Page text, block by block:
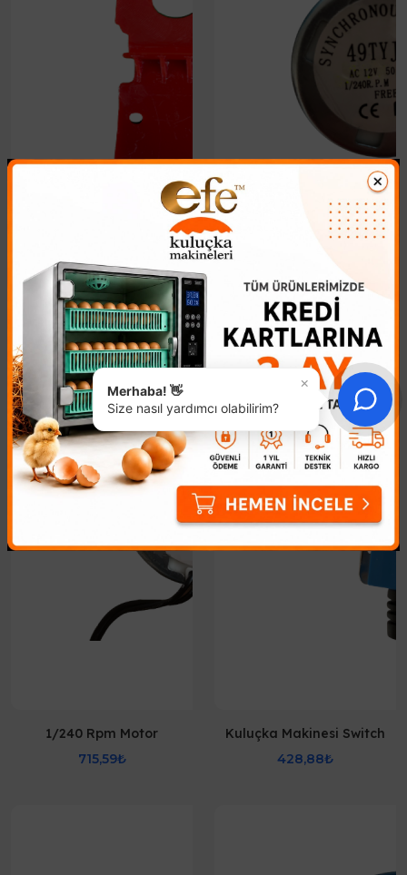
Viyol Motoru Tutacağı
78,71₺
AC 12 Volt 1/240 RPM
motor
698,89₺
1/240 Rpm Motor
715,59₺
Kuluçka Makinesi Switch
428,88₺
×
Merhaba! 👋
Size nasıl yardımcı olabilirim?